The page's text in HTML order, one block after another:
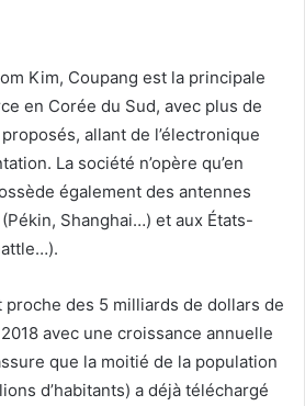
Kim, Coupang est la principale
en Corée du Sud, avec plus de
allant de l’électronique
La société n’opère qu’en
également des antennes
Shanghai…) et aux États-
proche des 5 milliards de dollars de
avec une croissance annuelle
que la moitié de la population
d’habitants) a déjà téléchargé